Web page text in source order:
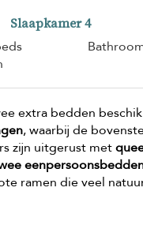
Slaapkamer 4
extra bedden
, waarbij de
zijn uitgerust met
ramen die veel